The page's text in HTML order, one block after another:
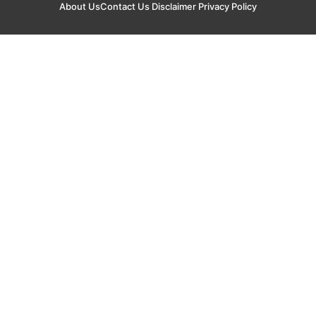
About UsContact Us Disclaimer Privacy Policy